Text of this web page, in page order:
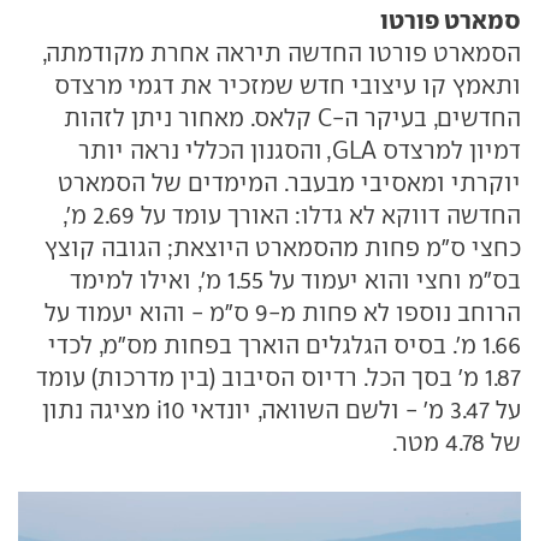
סמארט פורטו
הסמארט פורטו החדשה תיראה אחרת מקודמתה,
ותאמץ קו עיצובי חדש שמזכיר את דגמי מרצדס
החדשים, בעיקר ה-C קלאס. מאחור ניתן לזהות
דמיון למרצדס GLA, והסגנון הכללי נראה יותר
יוקרתי ומאסיבי מבעבר. המימדים של הסמארט
החדשה דווקא לא גדלו: האורך עומד על 2.69 מ',
כחצי ס"מ פחות מהסמארט היוצאת; הגובה קוצץ
בס"מ וחצי והוא יעמוד על 1.55 מ', ואילו למימד
הרוחב נוספו לא פחות מ-9 ס"מ - והוא יעמוד על
1.66 מ'. בסיס הגלגלים הוארך בפחות מס"מ, לכדי
1.87 מ' בסך הכל. רדיוס הסיבוב (בין מדרכות) עומד
על 3.47 מ' - ולשם השוואה, יונדאי i10 מציגה נתון
של 4.78 מטר.